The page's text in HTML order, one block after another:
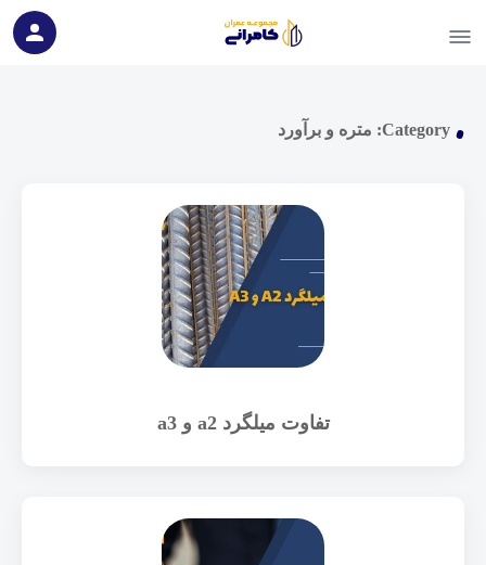
Category: متره و برآورد
تفاوت میلگرد a2 و a3